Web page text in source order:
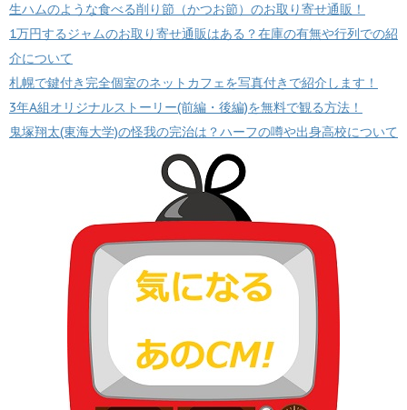
生ハムのような食べる削り節（かつお節）のお取り寄せ通販！
1万円するジャムのお取り寄せ通販はある？在庫の有無や行列での紹
介について
札幌で鍵付き完全個室のネットカフェを写真付きで紹介します！
3年A組オリジナルストーリー(前編・後編)を無料で観る方法！
鬼塚翔太(東海大学)の怪我の完治は？ハーフの噂や出身高校について